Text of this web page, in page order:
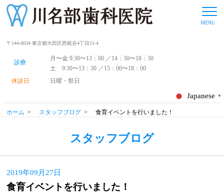
〒144-0034 東京都大田区西糀谷4丁目21-4
診療
月〜金 9:30〜13：00 ／14：30〜18：30
土 9:30〜13：30 ／15：00〜18：00
休診日
日曜・祭日
Japanese ▼
ホーム > スタッフブログ > 食育イベントを行いました！
スタッフブログ
2019年09月27日
食育イベントを行いました！